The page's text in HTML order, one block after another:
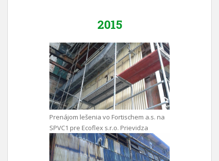
2015
Prenájom lešenia vo Fortischem a.s. na
SPVC1 pre Ecoflex s.r.o. Prievidza